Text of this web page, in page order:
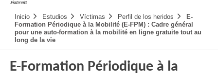
Navigation
principale
Inicio Estudios Víctimas Perfil de los heridos
E-
Formation Périodique à la Mobilité (E-FPM) : Cadre général
pour une auto-formation à la mobilité en ligne gratuite tout au
long de la vie
E-Formation Périodique à la